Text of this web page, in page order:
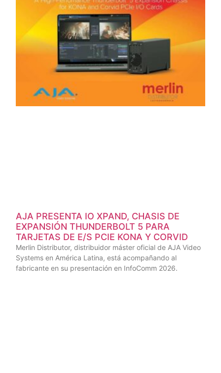
AJA PRESENTA IO XPAND, CHASIS DE
EXPANSIÓN THUNDERBOLT 5 PARA
TARJETAS DE E/S PCIE KONA Y CORVID
Merlin Distributor, distribuidor máster oficial de AJA Video
Systems en América Latina, está acompañando al
fabricante en su presentación en InfoComm 2026.